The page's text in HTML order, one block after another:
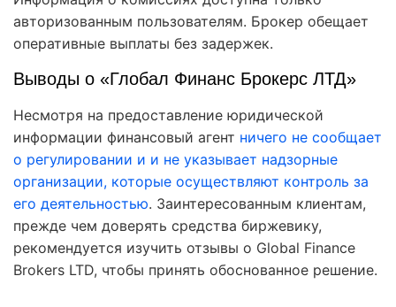
авторизованным пользователям. Брокер обещает
оперативные выплаты без задержек.
Выводы о «Глобал Финанс Брокерс ЛТД»
Несмотря на предоставление юридической
информации финансовый агент ничего не сообщает
о регулировании и и не указывает надзорные
организации, которые осуществляют контроль за
его деятельностью. Заинтересованным клиентам,
прежде чем доверять средства биржевику,
рекомендуется изучить отзывы о Global Finance
Brokers LTD, чтобы принять обоснованное решение.